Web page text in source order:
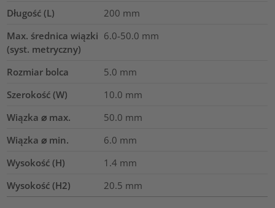
Długość (L) 200 mm
Max. średnica wiązki
(syst. metryczny)
6.0-50.0 mm
Rozmiar bolca
5.0 mm
Szerokość (W)
10.0 mm
Wiązka ⌀ max.
50.0 mm
Wiązka ⌀ min.
6.0 mm
Wysokość (H)
1.4 mm
Wysokość (H2)
20.5 mm